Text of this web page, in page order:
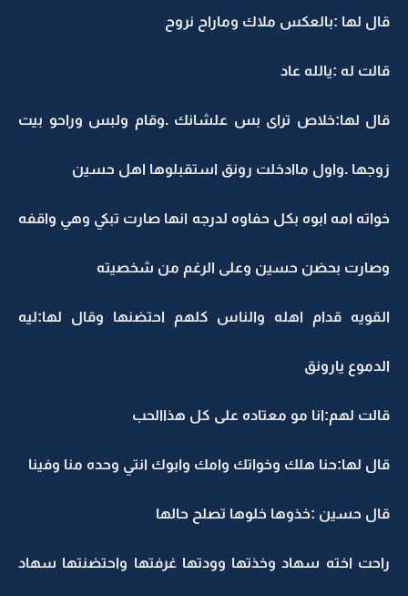
قال لها :بالعكس ملاك وماراح نروح
قالت له :يالله عاد
قال لها:خلاص تراى بس علشانك .وقام ولبس وراحو بيت
زوجها .واول ماادخلت رونق استقبلوها اهل حسين
خواته امه ابوه بكل حفاوه لدرجه انها صارت تبكي وهي واقفه
وصارت بحضن حسين وعلى الرغم من شخصيته
القويه قدام اهله والناس كلهم احتضنها وقال لها:ليه
الدموع يارونق
قالت لهم:انا مو معتاده على كل هذاالحب
قال لها:حنا هلك وخواتك وامك وابوك انتي وحده منا وفينا
قال حسين :خذوها خلوها تصلح حالها
راحت اخته سهاد وخذتها وودتها غرفتها واحتضنتها سهاد